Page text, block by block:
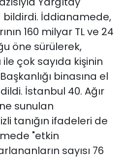
bildirdi. İddianamede,
160 milyar TL ve 24
öne sürülerek,
çok sayıda kişinin
binasına el
İstanbul 40. Ağır
sunulan
tanığın ifadeleri de
"etkin
sayısı 76